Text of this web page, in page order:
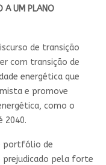
A UM PLANO
de transição
com transição de
energética que
e promove
como o
2040.
portfólio de
prejudicado pela forte